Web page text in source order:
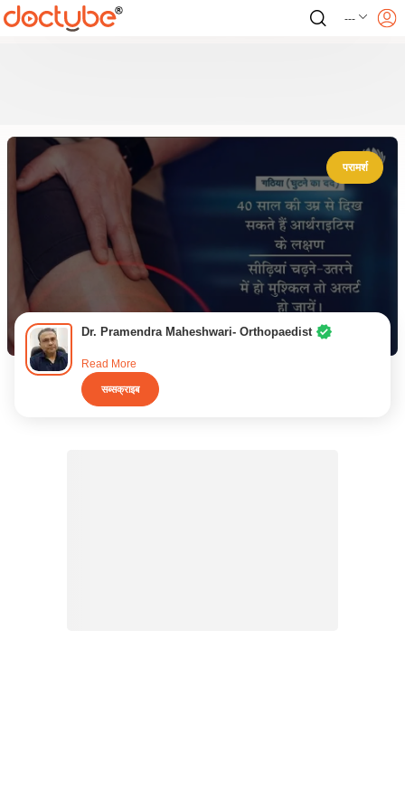
---
परामर्श
Dr. Pramendra Maheshwari- Orthopaedist
Read More
सब्सक्राइब